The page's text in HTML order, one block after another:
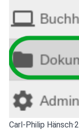
Carl-Philip Hänsch·